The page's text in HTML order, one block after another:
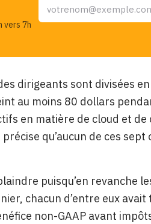
vers 7h
dirigeants sont divisées en
au moins 80 dollars
en matière de cloud et
qu’aucun de ces
puisqu’en revanche
chacun d’entre eux
non-GAAP avant